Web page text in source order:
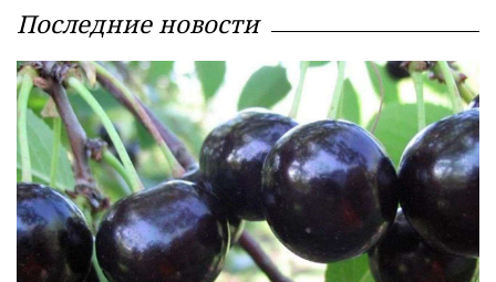
Последние новости